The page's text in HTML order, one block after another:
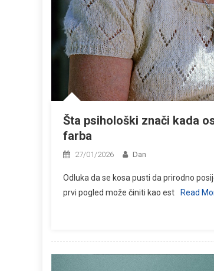
Šta psihološki znači kada
farba
27/01/2026 Dan
Odluka da se kosa pusti da prirodno
prvi pogled može činiti kao est
Read